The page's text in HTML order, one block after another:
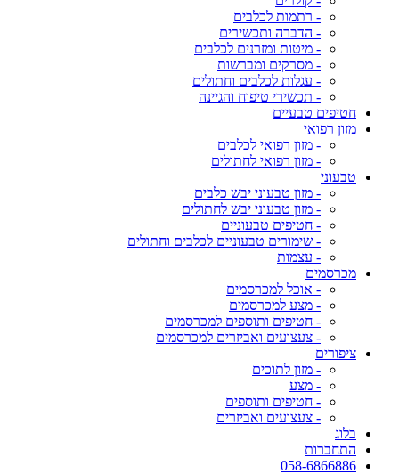
- רתמות לכלבים
- הדברה ותכשירים
- מיטות ומזרנים לכלבים
- מסרקים ומברשות
- עגלות לכלבים וחתולים
- תכשירי טיפוח והגיינה
חטיפים טבעיים
מזון רפואי
- מזון רפואי לכלבים
- מזון רפואי לחתולים
טבעוני
- מזון טבעוני יבש כלבים
- מזון טבעוני יבש לחתולים
- חטיפים טבעוניים
- שימורים טבעוניים לכלבים וחתולים
- עצמות
מכרסמים
- אוכל למכרסמים
- מצע למכרסמים
- חטיפים ותוספים למכרסמים
- צעצועים ואביזרים למכרסמים
ציפורים
- מזון לתוכים
- מצע
- חטיפים ותוספים
- צעצועים ואביזרים
בלוג
התחברות
058-6866886